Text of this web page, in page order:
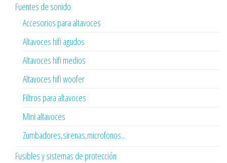
Fuentes de sonido
Accesorios para altavoces
Altavoces hifi agudos
Altavoces hifi medios
Altavoces hifi woofer
Filtros para altavoces
Mini altavoces
Zumbadores,sirenas,microfonos...
Fusibles y sistemas de protección